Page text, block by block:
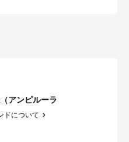
アンピルーラ
ドについて